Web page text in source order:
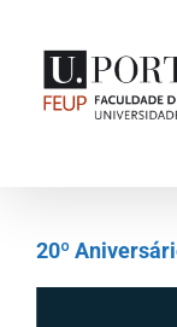
content
20º